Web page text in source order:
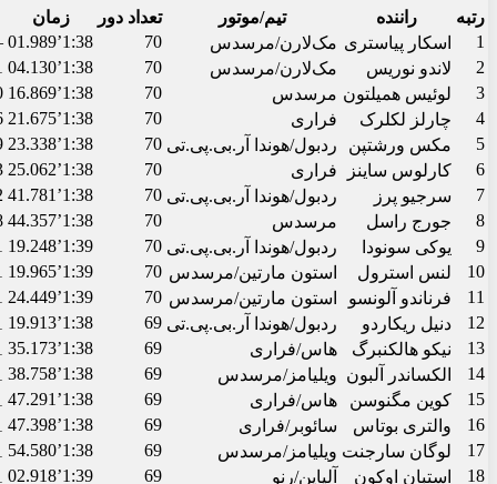
رتبه راننده تیم/موتور تعداد دور
زمان
1
اسکار پیاستری مک‌لارن/مرسدس 70
1:38’01.989
2
لاندو نوریس مک‌لارن/مرسدس 70
1:38’04.130
3
لوئیس همیلتون مرسدس 70
1:38’16.869
4
چارلز لکلرک فراری 70
1:38’21.675
5
مکس ورشتپن ردبول/هوندا آر.بی.پی.تی 70
1:38’23.338
6
کارلوس ساینز فراری 70
1:38’25.062
7
سرجیو پرز ردبول/هوندا آر.بی.پی.تی 70
1:38’41.781
8
جورج راسل مرسدس 70
1:38’44.357
9
یوکی سونودا ردبول/هوندا آر.بی.پی.تی 70
1:39’19.248
10
لنس استرول استون مارتین/مرسدس 70
1:39’19.965
11
فرناندو آلونسو استون مارتین/مرسدس 70
1:39’24.449
12
دنیل ریکاردو ردبول/هوندا آر.بی.پی.تی 69
1:38’19.913
13
نیکو هالکنبرگ هاس/فراری 69
1:38’35.173
14
الکساندر آلبون ویلیامز/مرسدس 69
1:38’38.758
15
کوین مگنوسن هاس/فراری 69
1:38’47.291
16
والتری بوتاس سائوبر/فراری 69
1:38’47.398
17
لوگان سارجنت ویلیامز/مرسدس 69
1:38’54.580
18
استبان اوکون آلپاین/رنو 69
1:39’02.918